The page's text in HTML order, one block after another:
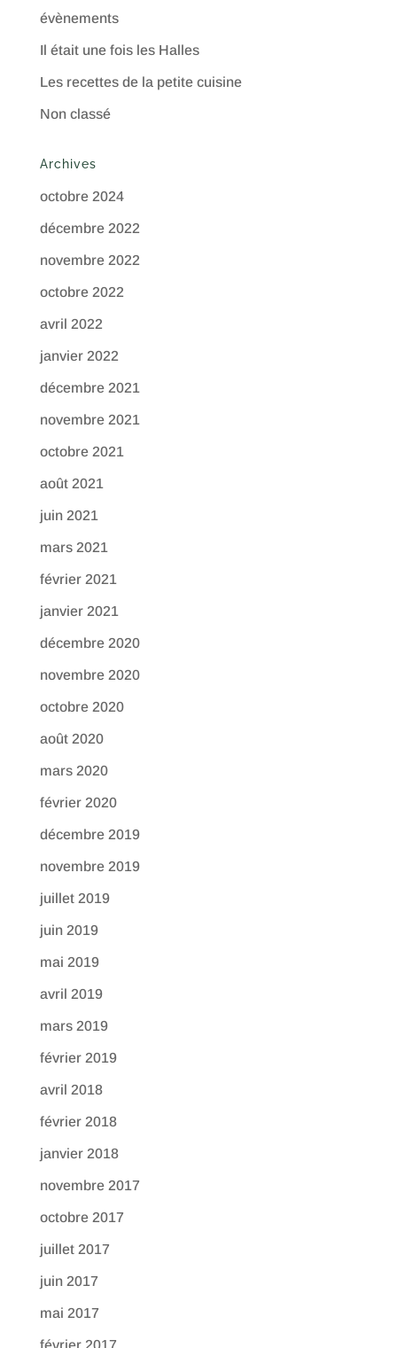
évènements
Il était une fois les Halles
Les recettes de la petite cuisine
Non classé
Archives
octobre 2024
décembre 2022
novembre 2022
octobre 2022
avril 2022
janvier 2022
décembre 2021
novembre 2021
octobre 2021
août 2021
juin 2021
mars 2021
février 2021
janvier 2021
décembre 2020
novembre 2020
octobre 2020
août 2020
mars 2020
février 2020
décembre 2019
novembre 2019
juillet 2019
juin 2019
mai 2019
avril 2019
mars 2019
février 2019
avril 2018
février 2018
janvier 2018
novembre 2017
octobre 2017
juillet 2017
juin 2017
mai 2017
février 2017